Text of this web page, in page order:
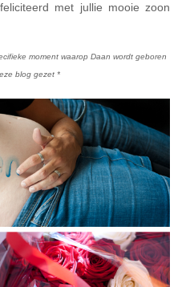
met jullie mooie zoon
moment waarop Daan wordt geboren
blog gezet *